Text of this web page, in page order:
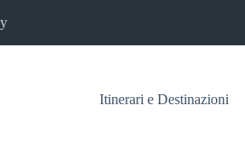
Itinerari e Destinazioni